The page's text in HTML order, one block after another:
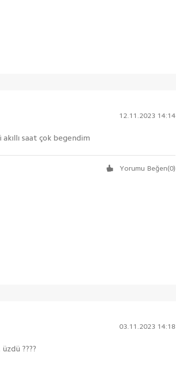
12.11.2023 14:14
saat çok begendim
Yorumu Beğen(0)
03.11.2023 14:18
????